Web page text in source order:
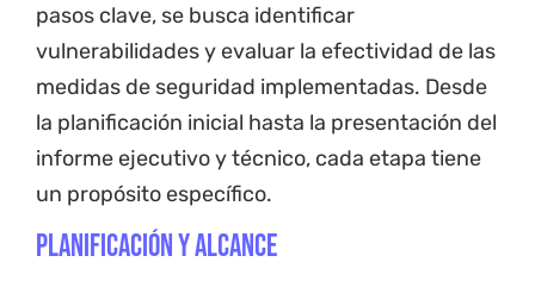
pasos clave, se busca identificar
vulnerabilidades y evaluar la efectividad de las
medidas de seguridad implementadas. Desde
la planificación inicial hasta la presentación del
informe ejecutivo y técnico, cada etapa tiene
un propósito específico.
Planificación y alcance